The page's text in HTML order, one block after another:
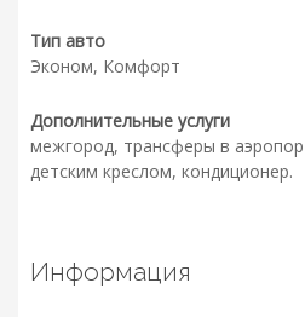
Тип авто
Эконом, Комфорт
Дополнительные услуги
межгород, трансферы в
детским креслом, кондиционер.
Информация